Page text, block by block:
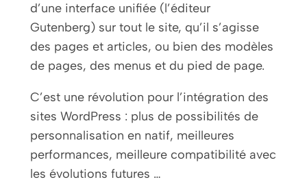
d’une interface unifiée (l’éditeur
Gutenberg) sur tout le site, qu’il s’agisse
des pages et articles, ou bien des modèles
de pages, des menus et du pied de page.
C’est une révolution pour l’intégration des
sites WordPress : plus de possibilités de
personnalisation en natif, meilleures
performances, meilleure compatibilité avec
les évolutions futures …